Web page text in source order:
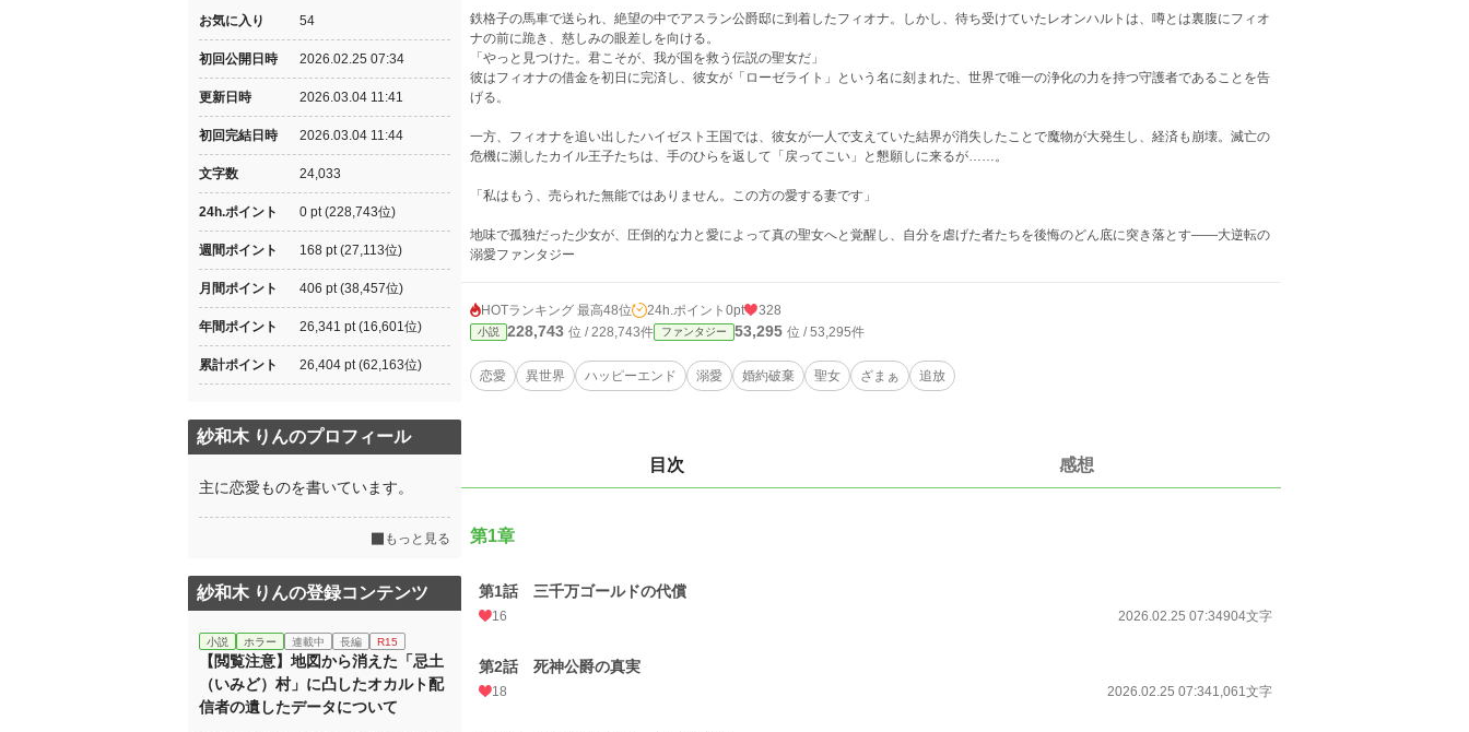
鉄格子の馬車で送られ、絶望の中でアスラン公爵邸に到着したフィオナ。しかし、待ち受けていたレオンハルトは、噂とは裏腹にフィオ
ナの前に跪き、慈しみの眼差しを向ける。
「やっと見つけた。君こそが、我が国を救う伝説の聖女だ」
彼はフィオナの借金を初日に完済し、彼女が「ローゼライト」という名に刻まれた、世界で唯一の浄化の力を持つ守護者であることを告
げる。
一方、フィオナを追い出したハイゼスト王国では、彼女が一人で支えていた結界が消失したことで魔物が大発生し、経済も崩壊。滅亡の
危機に瀕したカイル王子たちは、手のひらを返して「戻ってこい」と懇願しに来るが……。
「私はもう、売られた無能ではありません。この方の愛する妻です」
地味で孤独だった少女が、圧倒的な力と愛によって真の聖女へと覚醒し、自分を虐げた者たちを後悔のどん底に突き落とす――大逆転の
溺愛ファンタジー
HOTランキング 最高48位 24h.ポイント 0pt 328
小説 228,743 位 / 228,743件 ファンタジー 53,295 位 / 53,295件
恋愛 異世界 ハッピーエンド 溺愛 婚約破棄 聖女 ざまぁ 追放
目次 感想
第1章
第1話 三千万ゴールドの代償
16 2026.02.25 07:34904文字
第2話 死神公爵の真実
18 2026.02.25 07:341,061文字
お気に入り 54
初回公開日時 2026.02.25 07:34
更新日時 2026.03.04 11:41
初回完結日時 2026.03.04 11:44
文字数 24,033
24h.ポイント 0 pt (228,743位)
週間ポイント 168 pt (27,113位)
月間ポイント 406 pt (38,457位)
年間ポイント 26,341 pt (16,601位)
累計ポイント 26,404 pt (62,163位)
紗和木 りんのプロフィール
主に恋愛ものを書いています。
もっと見る
紗和木 りんの登録コンテンツ
小説 ホラー 連載中 長編 R15
【閲覧注意】地図から消えた「忌土
（いみど）村」に凸したオカルト配
信者の遺したデータについて